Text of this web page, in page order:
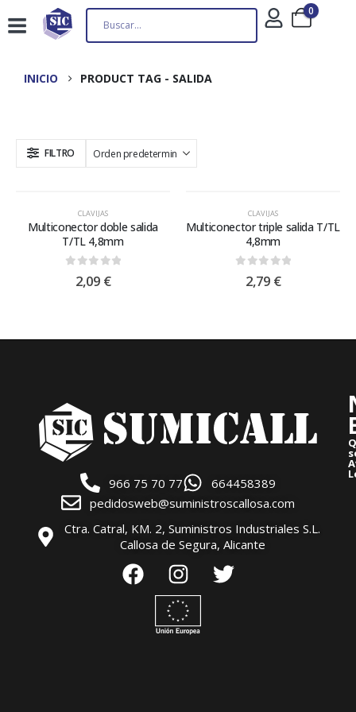
0
INICIO PRODUCT TAG - SALIDA
FILTRO
CLAVIJAS
Multiconector doble salida
T/TL 4,8mm
out of 5
2,09 €
CLAVIJAS
Multiconector triple salida T/TL
4,8mm
out of 5
2,79 €
966 75 70 77
664458389
pedidosweb@suministroscallosa.com
Ctra. Catral, KM. 2, Suministros Industriales S.L.
Callosa de Segura, Alicante